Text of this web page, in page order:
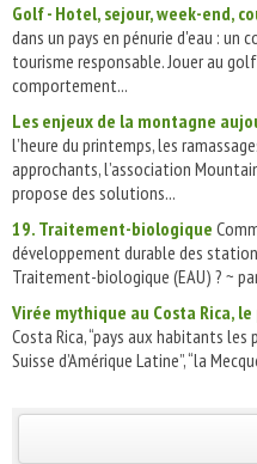
Golf - Hotel, sejour, week-end,
dans un pays en pénurie d'eau :
tourisme responsable. Jouer au
comportement...
Les enjeux de la montagne
l’heure du printemps, les
approchants, l’association
propose des solutions...
19. Traitement-biologique
développement durable des
Traitement-biologique (EAU) ? ~
Virée mythique au Costa Rica,
Costa Rica, “pays aux habitants les
Suisse d’Amérique Latine”, “la